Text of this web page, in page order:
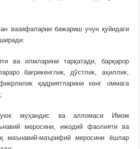
вазифаларни бажариш учун қуйидаги
ва илмларини тарқатади, барқарор
бағрикенглик, дўстлик, аҳиллик,
қадриятларини кенг оммага
муҳандис ва алломаси Имом
меросини, ижодий фаолияти ва
маънавий-маърифий меросини ёшлар